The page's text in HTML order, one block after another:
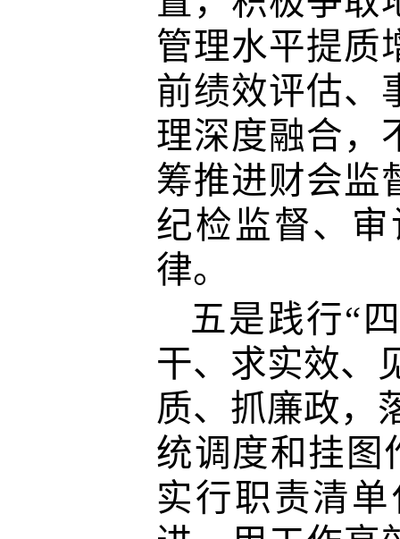
管理水平提质
前绩效评估、
理深度融合，
筹推进财会监
纪检监督、
律。
五是践行“
干、求实效、
质、 抓廉政，
统调度和挂图
实行职责清